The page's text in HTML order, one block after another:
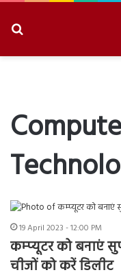
19 April 2023 - 12:00 PM
कम्प्यूटर को बनाएं
चीजों को करें डिलीट